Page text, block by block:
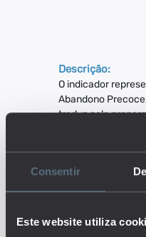
Consentir
Este website utiliza
Descrição:
O indicador
Abandono
traduz pela
ensino secundário
encontra a
formação